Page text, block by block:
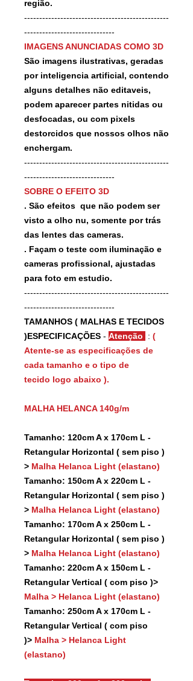
região.
------------------------------------------------
------------------------------
IMAGENS ANUNCIADAS COMO 3D
São imagens ilustrativas, geradas
por inteligencia artificial, contendo
alguns detalhes não editaveis,
podem aparecer partes nitidas ou
desfocadas, ou com pixels
destorcidos que nossos olhos não
enchergam.
------------------------------------------------
------------------------------
SOBRE O EFEITO 3D
. São efeitos que não podem ser
visto a olho nu, somente por trás
das lentes das cameras.
. Façam o teste com iluminação e
cameras profissional, ajustadas
para foto em estudio.
------------------------------------------------
------------------------------
TAMANHOS ( MALHAS E TECIDOS
)ESPECIFICAÇÕES - Atenção : (
Atente-se as especificações de
cada tamanho e o tipo de
tecido logo abaixo ).
MALHA HELANCA 140g/m
Tamanho: 120cm A x 170cm L -
Retangular Horizontal ( sem piso )
> Malha Helanca Light (elastano)
Tamanho: 150cm A x 220cm L -
Retangular Horizontal ( sem piso )
> Malha Helanca Light (elastano)
Tamanho: 170cm A x 250cm L -
Retangular Horizontal ( sem piso )
> Malha Helanca Light (elastano)
Tamanho: 220cm A x 150cm L -
Retangular Vertical ( com piso )>
Malha > Helanca Light (elastano)
Tamanho: 250cm A x 170cm L -
Retangular Vertical ( com piso
)> Malha > Helanca Light
(elastano)